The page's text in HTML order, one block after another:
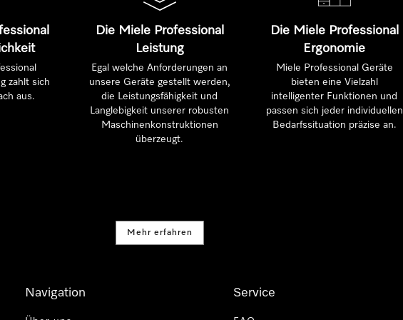
zahlt sich
aus.
Die Miele Professional
Leistung
Egal welche Anforderungen an
unsere Geräte gestellt werden,
die Leistungsfähigkeit und
Langlebigkeit unserer robusten
Maschinenkonstruktionen
überzeugt.
Die Miele Professional
Ergonomie
Miele Professional Geräte
bieten eine Vielzahl
intelligenter Funktionen und
passen sich jeder individuellen
Bedarfssituation präzise an.
Mehr erfahren
Navigation Service